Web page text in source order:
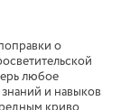
о
любое
и навыков